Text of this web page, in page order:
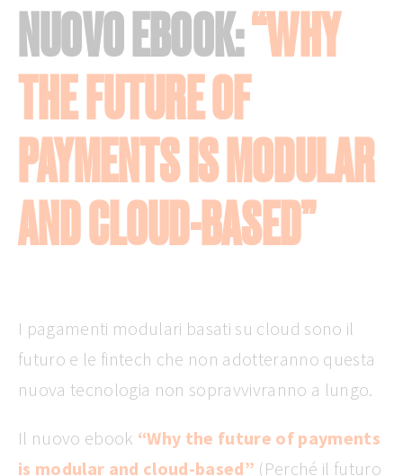
NUOVO EBOOK:“WHY
THE FUTURE OF
PAYMENTS IS MODULAR
AND CLOUD-BASED”
I pagamenti modulari basati su cloud sono il
futuro e le fintech che non adotteranno questa
nuova tecnologia non sopravvivranno a lungo.
Il nuovo ebook “Why the future of payments
is modular and cloud-based” (Perché il futuro